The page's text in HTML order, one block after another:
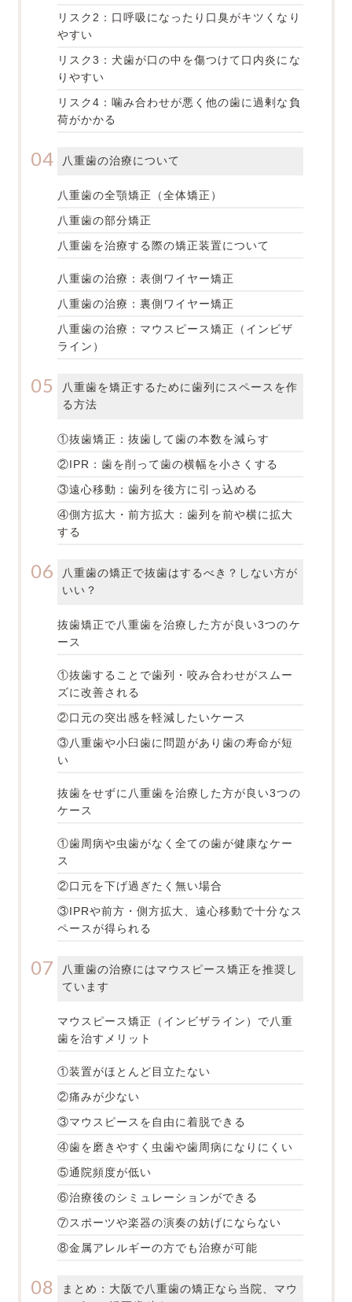
リスク2：口呼吸になったり口臭がキツくなり
やすい
リスク3：犬歯が口の中を傷つけて口内炎にな
りやすい
リスク4：噛み合わせが悪く他の歯に過剰な負
荷がかかる
八重歯の治療について
八重歯の全顎矯正（全体矯正）
八重歯の部分矯正
八重歯を治療する際の矯正装置について
八重歯の治療：表側ワイヤー矯正
八重歯の治療：裏側ワイヤー矯正
八重歯の治療：マウスピース矯正（インビザ
ライン）
八重歯を矯正するために歯列にスペースを作
る方法
①抜歯矯正：抜歯して歯の本数を減らす
②IPR：歯を削って歯の横幅を小さくする
③遠心移動：歯列を後方に引っ込める
④側方拡大・前方拡大：歯列を前や横に拡大
する
八重歯の矯正で抜歯はするべき？しない方が
いい？
抜歯矯正で八重歯を治療した方が良い3つのケ
ース
①抜歯することで歯列・咬み合わせがスムー
ズに改善される
②口元の突出感を軽減したいケース
③八重歯や小臼歯に問題があり歯の寿命が短
い
抜歯をせずに八重歯を治療した方が良い3つの
ケース
①歯周病や虫歯がなく全ての歯が健康なケー
ス
②口元を下げ過ぎたく無い場合
③IPRや前方・側方拡大、遠心移動で十分なス
ペースが得られる
八重歯の治療にはマウスピース矯正を推奨し
ています
マウスピース矯正（インビザライン）で八重
歯を治すメリット
①装置がほとんど目立たない
②痛みが少ない
③マウスピースを自由に着脱できる
④歯を磨きやすく虫歯や歯周病になりにくい
⑤通院頻度が低い
⑥治療後のシミュレーションができる
⑦スポーツや楽器の演奏の妨げにならない
⑧金属アレルギーの方でも治療が可能
まとめ：大阪で八重歯の矯正なら当院、マウ